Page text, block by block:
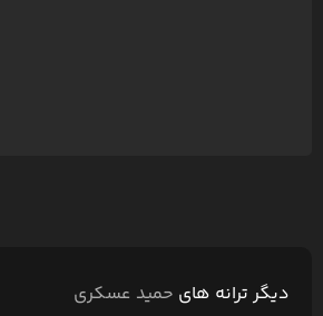
دیگر ترانه های حمید عسکری